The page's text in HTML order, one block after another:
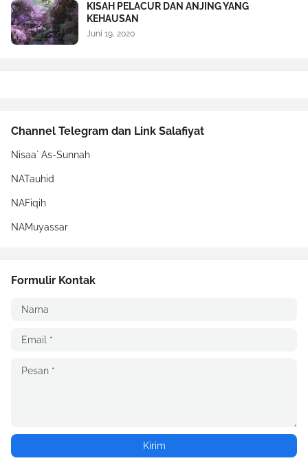
KISAH PELACUR DAN ANJING YANG
KEHAUSAN
Juni 19, 2020
Channel Telegram dan Link Salafiyat
Nisaa` As-Sunnah
NATauhid
NAFiqih
NAMuyassar
Formulir Kontak